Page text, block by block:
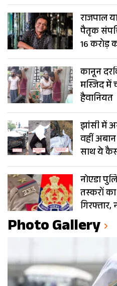
राजपाल
पैतृक
16 करोड़
कानून
मस्जिद
हैवानियत
झांसी में
वहीं
साथ ये
नोएडा
तस्करों
गिरफ्तार,
Photo Gallery